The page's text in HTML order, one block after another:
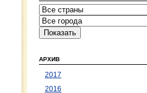
АРХИВ
2017
2016